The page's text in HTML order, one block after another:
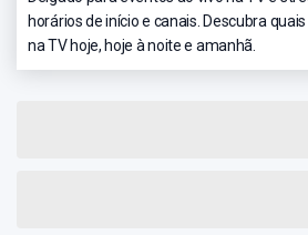
horários de início e canais. Descubra
na TV hoje, hoje à noite e amanhã.